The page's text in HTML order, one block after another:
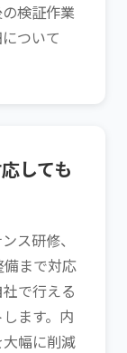
検証作業
ついて
しても
ス研修、
まで対応
で行える
ます。内
幅に削減